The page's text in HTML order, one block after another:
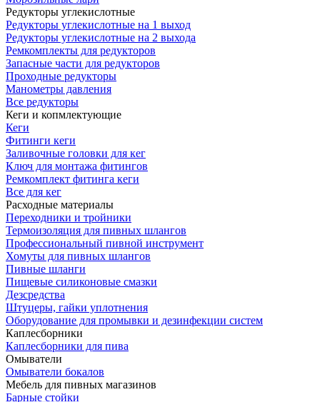
Редукторы углекислотные
Редукторы углекислотные на 1 выход
Редукторы углекислотные на 2 выхода
Ремкомплекты для редукторов
Запасные части для редукторов
Проходные редукторы
Манометры давления
Все редукторы
Кеги и копмлектующие
Кеги
Фитинги кеги
Заливочные головки для кег
Ключ для монтажа фитингов
Ремкомплект фитинга кеги
Все для кег
Расходные материалы
Переходники и тройники
Термоизоляция для пивных шлангов
Профессиональный пивной инструмент
Хомуты для пивных шлангов
Пивные шланги
Пищевые силиконовые смазки
Дезсредства
Штуцеры, гайки уплотнения
Оборудование для промывки и дезинфекции систем
Каплесборники
Каплесборники для пива
Омыватели
Омыватели бокалов
Мебель для пивных магазинов
Барные стойки